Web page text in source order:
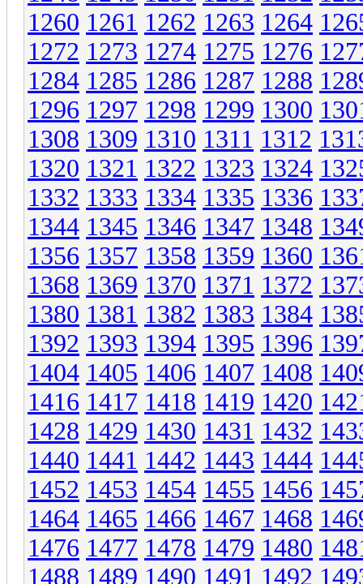
1260 1261 1262 1263 1264
1272 1273 1274 1275 1276
1284 1285 1286 1287 1288
1296 1297 1298 1299 1300
1308 1309 1310 1311 1312
1320 1321 1322 1323 1324
1332 1333 1334 1335 1336
1344 1345 1346 1347 1348
1356 1357 1358 1359 1360
1368 1369 1370 1371 1372
1380 1381 1382 1383 1384
1392 1393 1394 1395 1396
1404 1405 1406 1407 1408
1416 1417 1418 1419 1420
1428 1429 1430 1431 1432
1440 1441 1442 1443 1444
1452 1453 1454 1455 1456
1464 1465 1466 1467 1468
1476 1477 1478 1479 1480
1488 1489 1490 1491 1492